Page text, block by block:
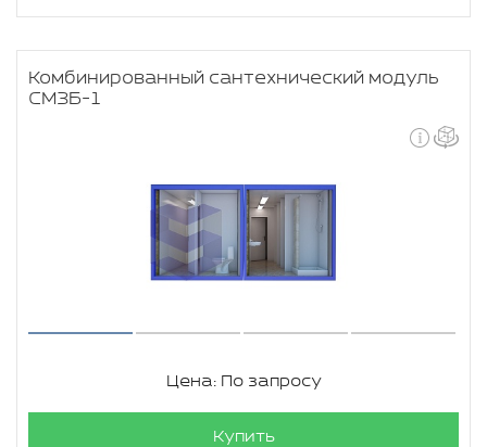
Комбинированный сантехнический модуль
СМЗБ-1
Цена: По запросу
Купить